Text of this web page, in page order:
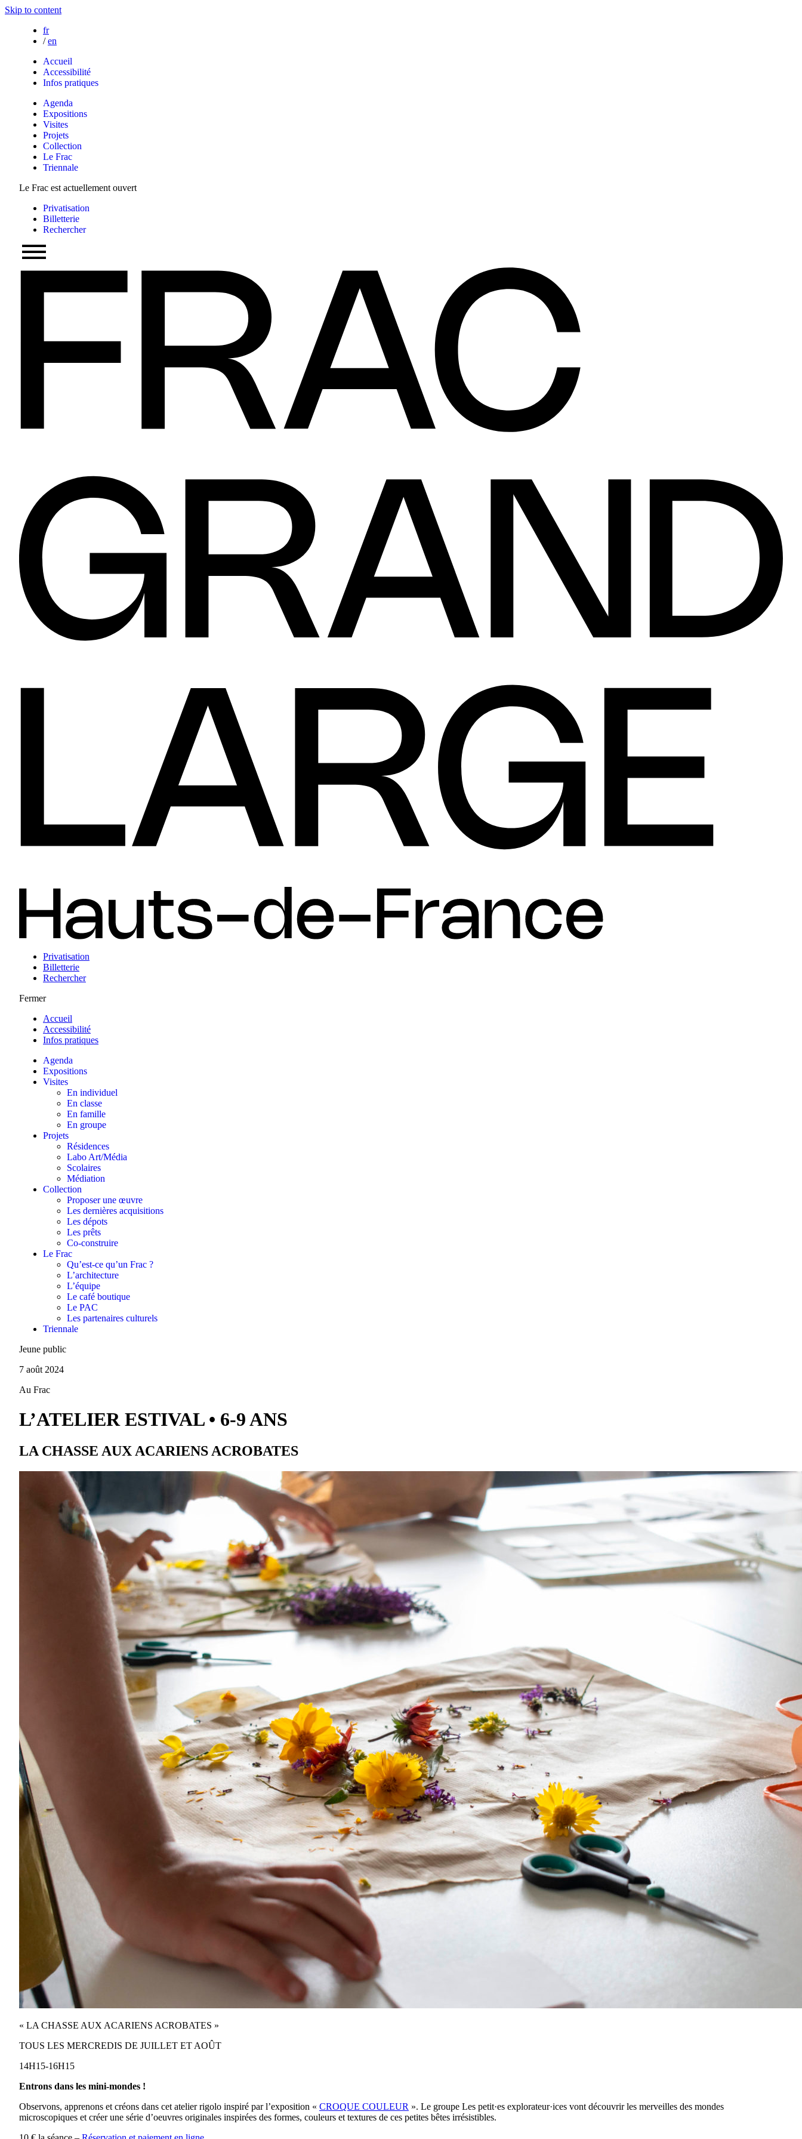
Skip to content
fr
/ en
Accueil
Accessibilité
Infos pratiques
Agenda
Expositions
Visites
Projets
Collection
Le Frac
Triennale
Le Frac est actuellement ouvert
Privatisation
Billetterie
Rechercher
Privatisation
Billetterie
Rechercher
Fermer
Accueil
Accessibilité
Infos pratiques
Agenda
Expositions
Visites
En individuel
En classe
En famille
En groupe
Projets
Résidences
Labo Art/Média
Scolaires
Médiation
Collection
Proposer une œuvre
Les dernières acquisitions
Les dépots
Les prêts
Co-construire
Le Frac
Qu’est-ce qu’un Frac ?
L’architecture
L’équipe
Le café boutique
Le PAC
Les partenaires culturels
Triennale
Jeune public
7 août 2024
Au Frac
L’ATELIER ESTIVAL • 6-9 ANS
LA CHASSE AUX ACARIENS ACROBATES
« LA CHASSE AUX ACARIENS ACROBATES »
TOUS LES MERCREDIS DE JUILLET ET AOÛT
14H15-16H15
Entrons dans les mini-mondes !
Observons, apprenons et créons dans cet atelier rigolo inspiré par l’exposition « CROQUE COULEUR ». Le groupe Les petit·es explorateur·ices vont découvrir les merveilles des mondes
microscopiques et créer une série d’oeuvres originales inspirées des formes, couleurs et textures de ces petites bêtes irrésistibles.